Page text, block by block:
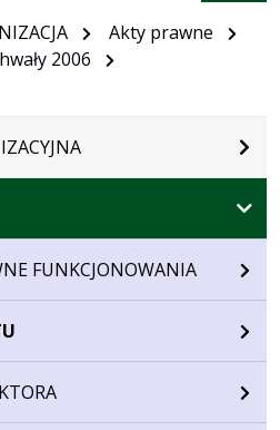
Akty prawne
2006
FUNKCJONOWANIA